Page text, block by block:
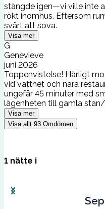
stängde igen—vi ville inte
rökt inomhus. Eftersom
svårt att sova.
Visa mer
G
Genevieve
juni 2026
Toppenvistelse! Härligt
vid vattnet och nära
ungefär 45 minuter med
lägenheten till gamla
Visa mer
Visa allt 93 Omdömen
1 nätte i